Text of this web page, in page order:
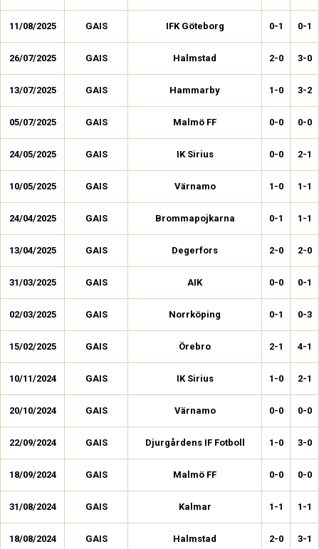
11/08/2025 GAIS IFK Göteborg 0-1 0-1
26/07/2025 GAIS Halmstad 2-0 3-0
13/07/2025 GAIS Hammarby 1-0 3-2
05/07/2025 GAIS Malmö FF 0-0 0-0
24/05/2025 GAIS IK Sirius 0-0 2-1
10/05/2025 GAIS Värnamo 1-0 1-1
24/04/2025 GAIS Brommapojkarna 0-1 1-1
13/04/2025 GAIS Degerfors 2-0 2-0
31/03/2025 GAIS AIK 0-0 0-1
02/03/2025 GAIS Norrköping 0-1 0-3
15/02/2025 GAIS Örebro 2-1 4-1
10/11/2024 GAIS IK Sirius 1-0 2-1
20/10/2024 GAIS Värnamo 0-0 0-0
22/09/2024 GAIS Djurgårdens IF Fotboll 1-0 3-0
18/09/2024 GAIS Malmö FF 0-0 0-0
31/08/2024 GAIS Kalmar 1-1 1-1
18/08/2024 GAIS Halmstad 2-0 3-1